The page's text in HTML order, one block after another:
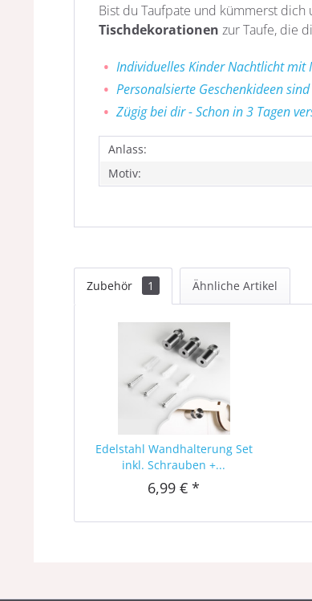
Bist du Taufpate und kümmerst
Tischdekorationen zur Taufe, die
Individuelles Kinder Nachtlicht
Personalsierte Geschenkideen
Zügig bei dir - Schon in 3 Tagen
Anlass:
Motiv:
Zubehör 1 Ähnliche Artikel
Edelstahl Wandhalterung Set
inkl. Schrauben +...
6,99 € *